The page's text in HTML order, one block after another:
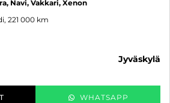
Navi, Vakkari, Xenon
221 000 km
jyväskylä
WHATSAPP